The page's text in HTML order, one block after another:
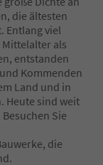
die ältesten
Entlang viel
als
entstanden
Kommenden
Land und in
Heute sind weit
Sie
die